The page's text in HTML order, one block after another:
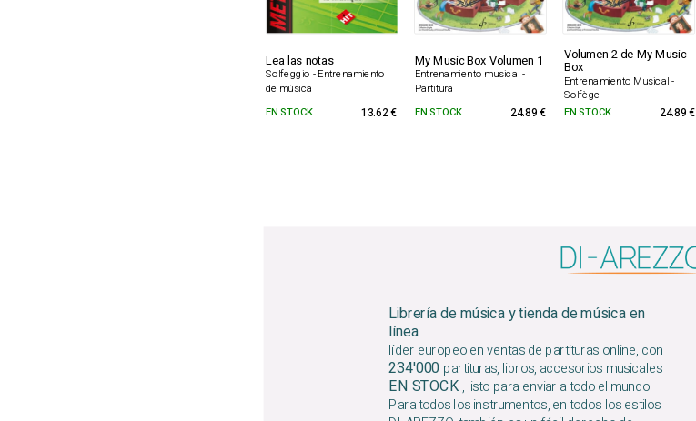
Lea las notas
Solfeggio - Entrenamiento
de música
My Music Box Volumen 1
Entrenamiento musical -
Partitura
Volumen 2 de My Music
Box
Entrenamiento Musical -
Solfège
EN STOCK 13.62 € EN STOCK 24.89 € EN STOCK 24.89 €
Librería de música y tienda de música en
línea
líder europeo en ventas de partituras online, con
234'000 partituras, libros, accesorios musicales
EN STOCK, listo para enviar a todo el mundo
Para todos los instrumentos, en todos los estilos